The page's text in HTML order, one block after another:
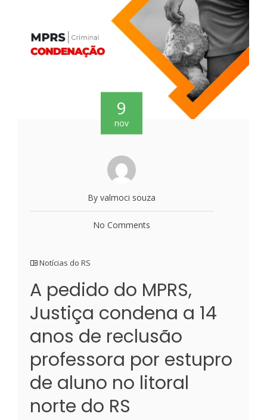
9
nov
By valmoci souza
No Comments
Notícias do RS
A pedido do MPRS,
Justiça condena a 14
anos de reclusão
professora por estupro
de aluno no litoral
norte do RS